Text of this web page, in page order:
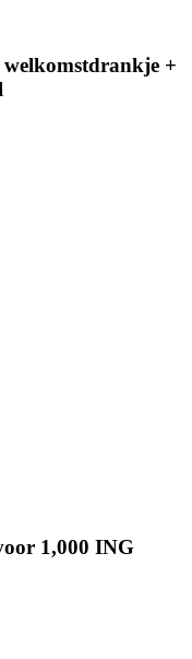
+
1,000 ING